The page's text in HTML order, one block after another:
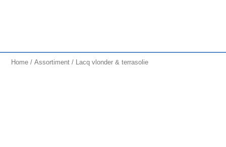
Home /Assortiment / Lacq vlonder & terrasolie